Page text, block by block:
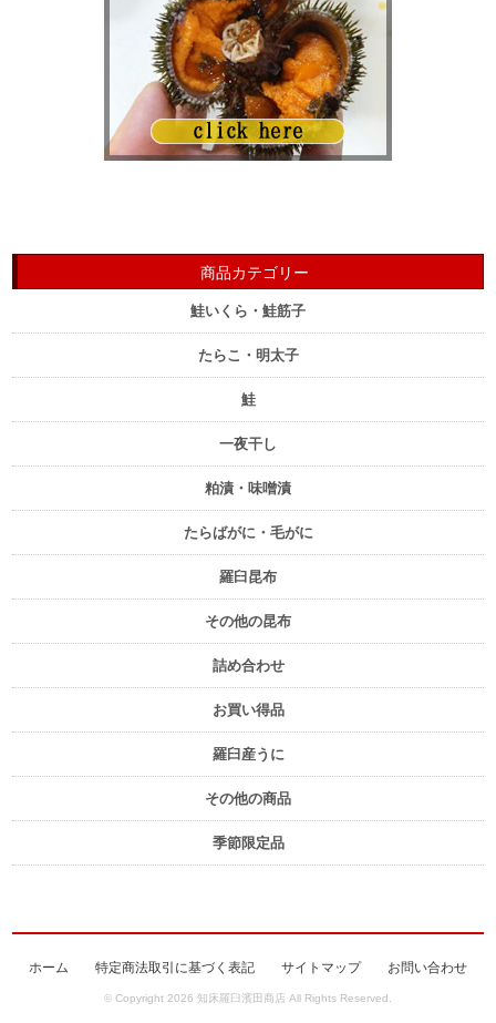
商品カテゴリー
鮭いくら・鮭筋子
たらこ・明太子
鮭
一夜干し
粕漬・味噌漬
たらばがに・毛がに
羅臼昆布
その他の昆布
詰め合わせ
お買い得品
羅臼産うに
その他の商品
季節限定品
ホーム 特定商法取引に基づく表記 サイトマップ お問い合わせ
© Copyright 2026 知床羅臼濱田商店 All Rights Reserved.